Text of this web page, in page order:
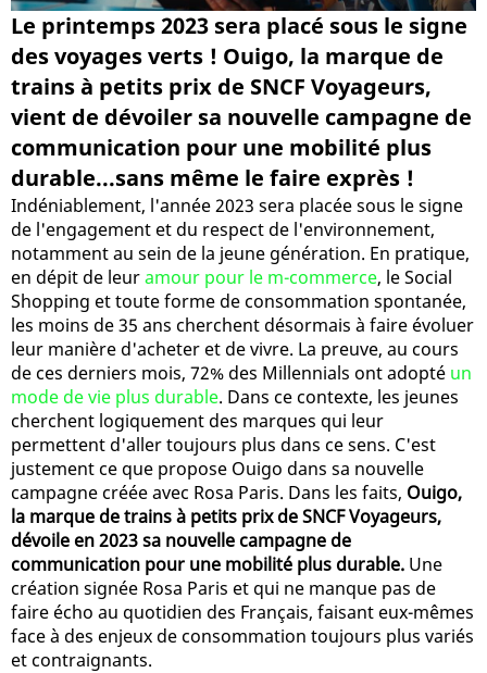
Le printemps 2023 sera placé sous le signe
des voyages verts ! Ouigo, la marque de
trains à petits prix de SNCF Voyageurs,
vient de dévoiler sa nouvelle campagne de
communication pour une mobilité plus
durable...sans même le faire exprès !
Indéniablement, l'année 2023 sera placée sous le signe
de l'engagement et du respect de l'environnement,
notamment au sein de la jeune génération. En pratique,
en dépit de leuramour pour le m-commerce, le Social
Shopping et toute forme de consommation spontanée,
les moins de 35 ans cherchent désormais à faire évoluer
leur manière d'acheter et de vivre. La preuve, au cours
de ces derniers mois, 72% des Millennials ont adopté un
mode de vie plus durable. Dans ce contexte, les jeunes
cherchent logiquement des marques qui leur
permettent d'aller toujours plus dans ce sens. C'est
justement ce que propose Ouigo dans sa nouvelle
campagne créée avec Rosa Paris. Dans les faits, Ouigo,
la marque de trains à petits prix de SNCF Voyageurs,
dévoile en 2023 sa nouvelle campagne de
communication pour une mobilité plus durable. Une
création signée Rosa Paris et qui ne manque pas de
faire écho au quotidien des Français, faisant eux-mêmes
face à des enjeux de consommation toujours plus variés
et contraignants.